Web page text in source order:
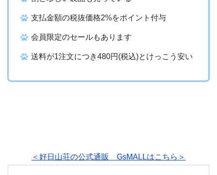
支払金額の税抜価格2%をポイント付与
会員限定のセールもあります
送料が1注文につき480円(税込)とけっこう安い
＜好日山荘の公式通販 GsMALLはこちら＞